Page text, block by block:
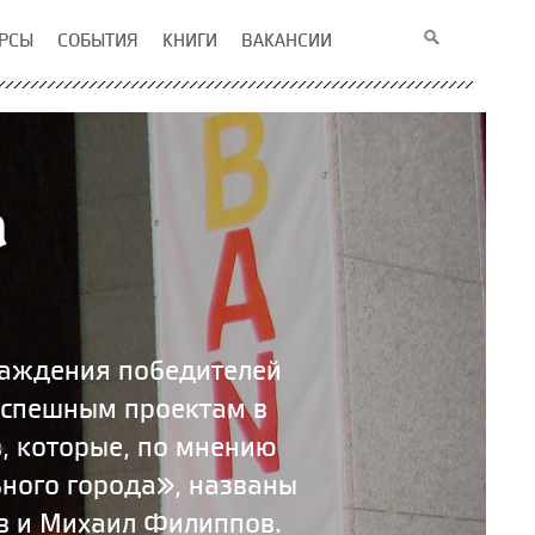
СОБЫТИЯ КНИГИ ВАКАНСИИ
победителей
проектам в
которые, по мнению
города», названы
и Михаил Филиппов.